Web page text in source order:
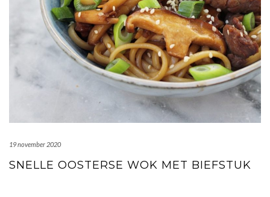
19 november 2020
SNELLE OOSTERSE WOK MET BIEFSTUK